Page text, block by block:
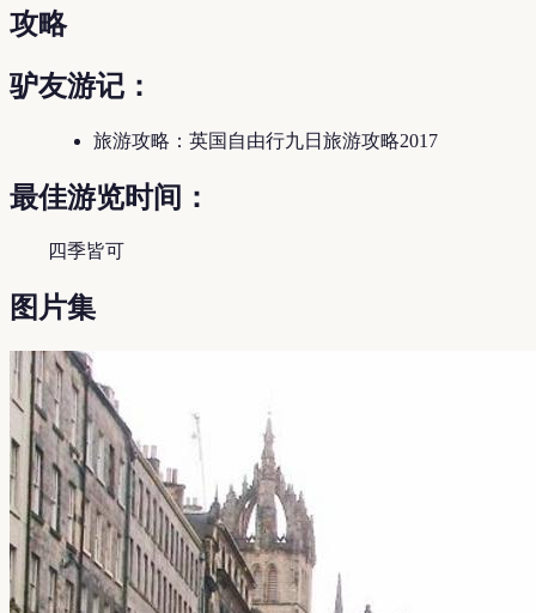
攻略
驴友游记：
旅游攻略：英国自由行九日旅游攻略2017
最佳游览时间：
四季皆可
图片集